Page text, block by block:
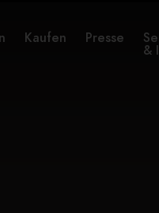
Kaufen Presse
&